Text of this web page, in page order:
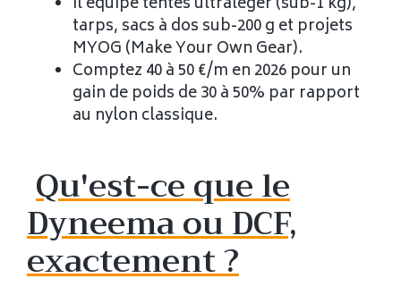
tarps, sacs à dos sub-200 g et projets
MYOG (Make Your Own Gear).
Comptez 40 à 50 €/m en 2026 pour un
gain de poids de 30 à 50% par rapport
au nylon classique.
Qu'est-ce que le
Dyneema ou DCF,
exactement ?